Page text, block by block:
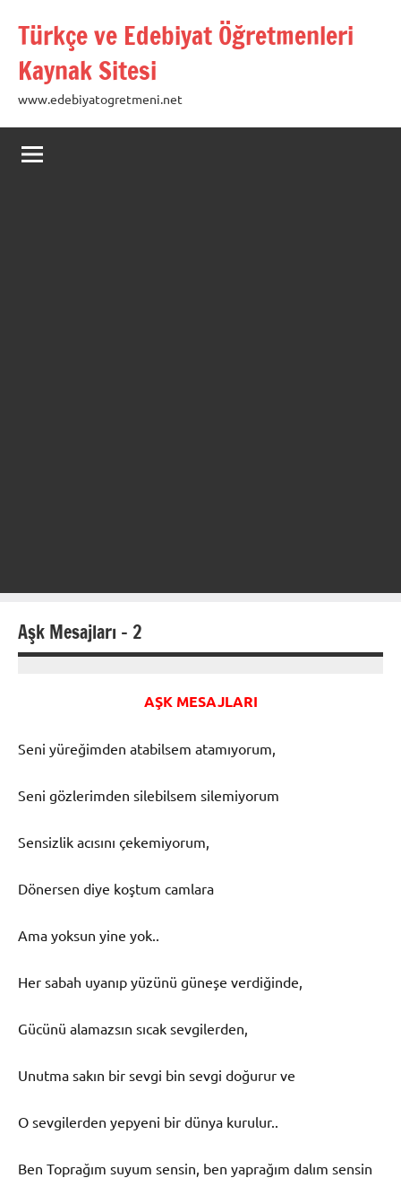
Türkçe ve Edebiyat Öğretmenleri
Kaynak Sitesi
www.edebiyatogretmeni.net
Aşk Mesajları – 2
AŞK MESAJLARI
Seni yüreğimden atabilsem atamıyorum,
Seni gözlerimden silebilsem silemiyorum
Sensizlik acısını çekemiyorum,
Dönersen diye koştum camlara
Ama yoksun yine yok..
Her sabah uyanıp yüzünü güneşe verdiğinde,
Gücünü alamazsın sıcak sevgilerden,
Unutma sakın bir sevgi bin sevgi doğurur ve
O sevgilerden yepyeni bir dünya kurulur..
Ben Toprağım suyum sensin, ben yaprağım dalım sensin